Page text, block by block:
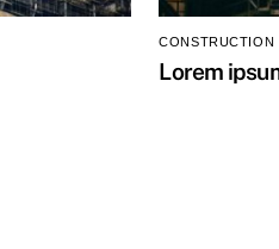
CONSTRUCTION
Lorem